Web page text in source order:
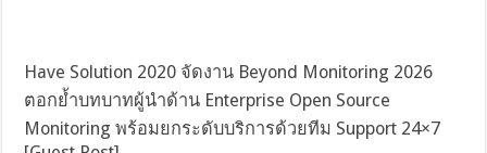
Have Solution 2020 จัดงาน Beyond Monitoring 2026
ตอกย้ำบทบาทผู้นำด้าน Enterprise Open Source
Monitoring พร้อมยกระดับบริการด้วยทีม Support 24×7